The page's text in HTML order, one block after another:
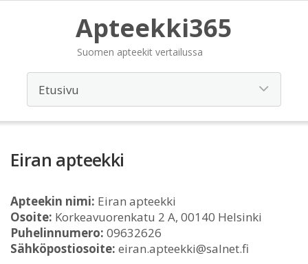
Apteekki365
Suomen apteekit vertailussa
Eiran apteekki
Apteekin nimi: Eiran apteekki
Osoite: Korkeavuorenkatu 2 A, 00140 Helsinki
Puhelinnumero: 09632626
Sähköpostiosoite: eiran.apteekki@salnet.fi